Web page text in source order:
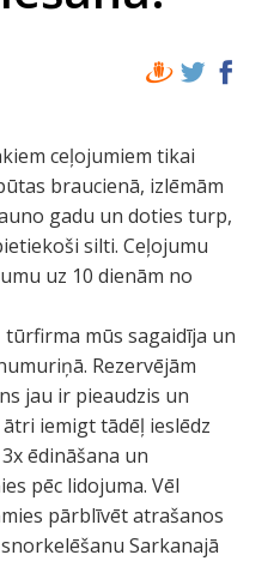
ceļojumiem tikai
braucienā, izlēmām
gadu un doties turp,
silti. Ceļojumu
uz 10 dienām no
mūs sagaidīja un
Rezervējām
jau ir pieaudzis un
iemigt tādēļ ieslēdz
ēdināšana un
pēc lidojuma. Vēl
pārblīvēt atrašanos
Sarkanajā